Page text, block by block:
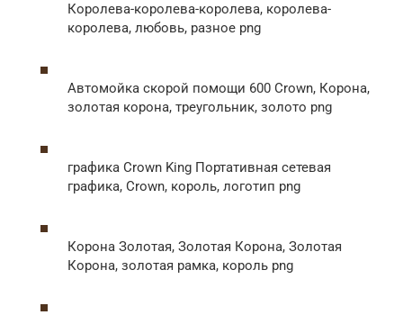
Королева-королева-королева, королева-
королева, любовь, разное png
Автомойка скорой помощи 600 Crown, Корона,
золотая корона, треугольник, золото png
графика Crown King Портативная сетевая
графика, Crown, король, логотип png
Корона Золотая, Золотая Корона, Золотая
Корона, золотая рамка, король png